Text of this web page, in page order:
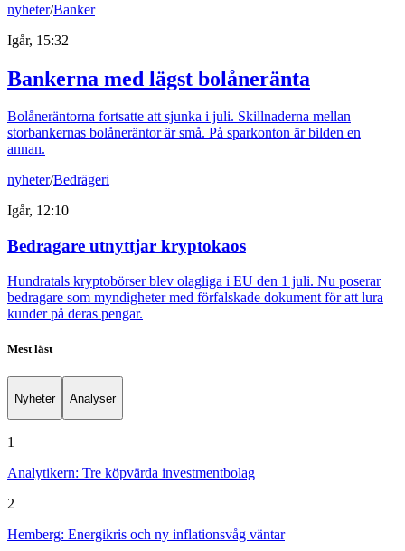
nyheter/Banker
Igår, 15:32
Bankerna med lägst bolåneränta
Bolåneräntorna fortsatte att sjunka i juli. Skillnaderna mellan
storbankernas bolåneräntor är små. På sparkonton är bilden en
annan.
nyheter/Bedrägeri
Igår, 12:10
Bedragare utnyttjar kryptokaos
Hundratals kryptobörser blev olagliga i EU den 1 juli. Nu poserar
bedragare som myndigheter med förfalskade dokument för att lura
kunder på deras pengar.
Mest läst
Nyheter Analyser
1
Analytikern: Tre köpvärda investmentbolag
2
Hemberg: Energikris och ny inflationsvåg väntar